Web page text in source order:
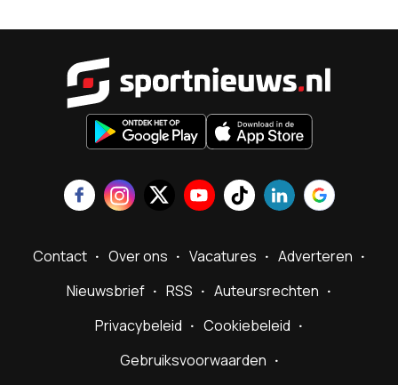
Contact Over ons Vacatures
Adverteren
Nieuwsbrief
RSS
Auteursrechten
Privacybeleid
Cookiebeleid
Gebruiksvoorwaarden